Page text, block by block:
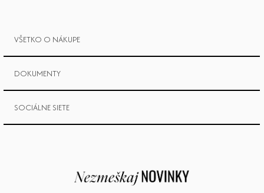
VŠETKO O NÁKUPE
DOKUMENTY
SOCIÁLNE SIETE